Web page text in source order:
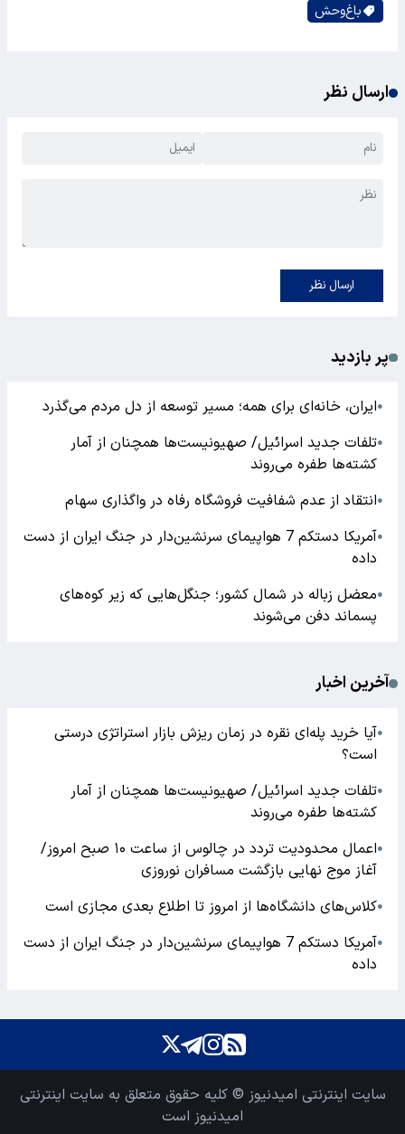
باغ‌وحش
ارسال نظر
ارسال نظر
پر بازدید
●ایران، خانه‌ای برای همه؛ مسیر توسعه از دل مردم می‌گذرد
●تلفات جدید اسرائیل/ صهیونیست‌ها همچنان از آمار
کشته‌ها طفره می‌روند
●انتقاد از عدم شفافیت فروشگاه رفاه در واگذاری سهام
●
آمریکا دستکم 7 هواپیمای سرنشین‌دار در جنگ ایران از دست
داده
●معضل زباله در شمال کشور؛ جنگل‌هایی که زیر کوه‌های
پسماند دفن می‌شوند
آخرین اخبار
●آیا خرید پله‌ای نقره در زمان ریزش بازار استراتژی درستی
است؟
●تلفات جدید اسرائیل/ صهیونیست‌ها همچنان از آمار
کشته‌ها طفره می‌روند
●
اعمال محدودیت تردد در چالوس از ساعت ۱۰ صبح امروز/
آغاز موج نهایی بازگشت مسافران نوروزی
●کلاس‌های دانشگاه‌ها از امروز تا اطلاع بعدی مجازی است
●
آمریکا دستکم 7 هواپیمای سرنشین‌دار در جنگ ایران از دست
داده
سایت اینترنتی امیدنیوز © کلیه حقوق متعلق به سایت اینترنتی
امیدنیوز است